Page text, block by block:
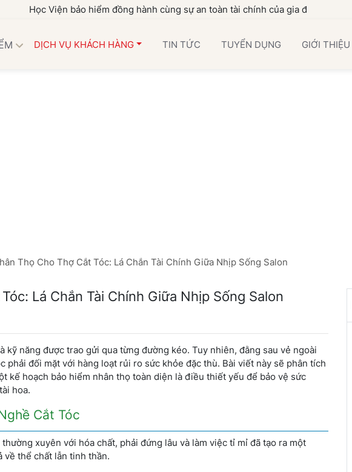
Viện bảo hiểm đồng hành cùng sự an toàn tài chính của gia đình bạn
DỊCH VỤ KHÁCH HÀNG TIN TỨC TUYỂN DỤNG GIỚI THIỆU
Thọ Cho Thợ Cắt Tóc: Lá Chắn Tài Chính Giữa Nhịp Sống Salon
Lá Chắn Tài Chính Giữa Nhịp Sống Salon
kỹ năng được trao gửi qua từng đường kéo. Tuy nhiên, đằng sau vẻ ngoài
phải đối mặt với hàng loạt rủi ro sức khỏe đặc thù. Bài viết này sẽ phân tích
kế hoạch bảo hiểm nhân thọ toàn diện là điều thiết yếu để bảo vệ sức
hoa.
Cắt Tóc
xuyên với hóa chất, phải đứng lâu và làm việc tỉ mỉ đã tạo ra một
về thể chất lẫn tinh thần.